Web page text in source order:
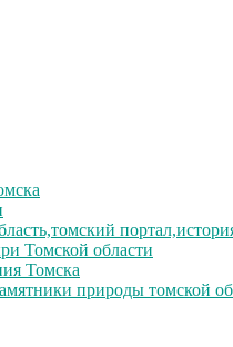
Томской области
Томска
природы томской